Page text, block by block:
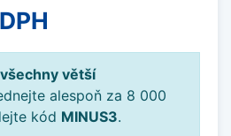
větší
alespoň za 8 000
kód MINUS3.